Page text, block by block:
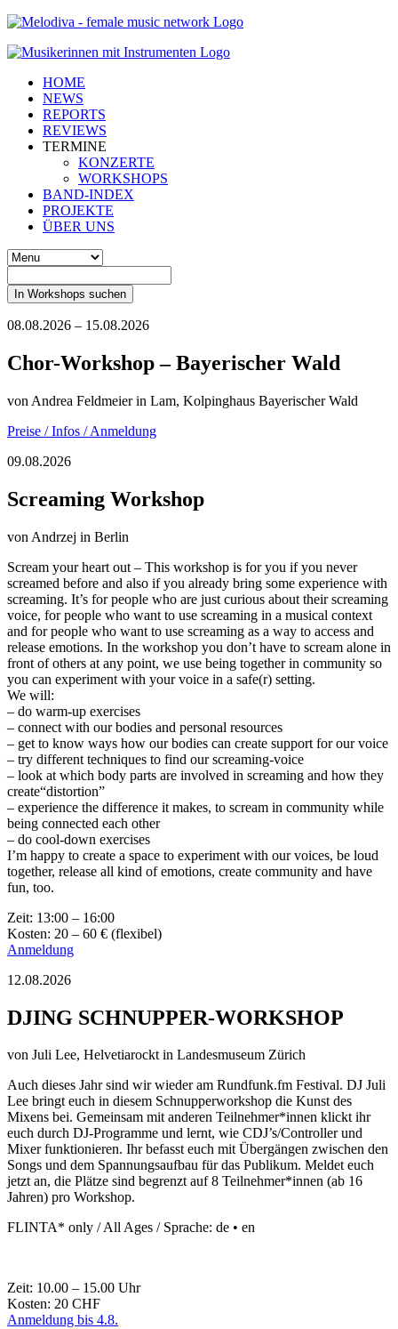
HOME
NEWS
REPORTS
REVIEWS
TERMINE
KONZERTE
WORKSHOPS
BAND-INDEX
PROJEKTE
ÜBER UNS
In Workshops suchen
08.08.2026 – 15.08.2026
Chor-Workshop – Bayerischer Wald
von Andrea Feldmeierin Lam, Kolpinghaus Bayerischer Wald
Preise / Infos / Anmeldung
09.08.2026
Screaming Workshop
von Andrzej in Berlin
Scream your heart out – This workshop is for you if you never
screamed before and also if you already bring some experience with
screaming. It’s for people who are just curious about their screaming
voice, for people who want to use screaming in a musical context
and for people who want to use screaming as a way to access and
release emotions. In the workshop you don’t have to scream alone in
front of others at any point, we use being together in community so
you can experiment with your voice in a safe(r) setting.
We will:
– do warm-up exercises
– connect with our bodies and personal resources
– get to know ways how our bodies can create support for our voice
– try different techniques to find our screaming-voice
– look at which body parts are involved in screaming and how they
create“distortion”
– experience the difference it makes, to scream in community while
being connected each other
– do cool-down exercises
I’m happy to create a space to experiment with our voices, be loud
together, release all kind of emotions, create community and have
fun, too.
Zeit: 13:00 – 16:00
Kosten: 20 – 60 € (flexibel)
Anmeldung
12.08.2026
DJING SCHNUPPER-WORKSHOP
von Juli Lee, Helvetiarocktin Landesmuseum Zürich
Auch dieses Jahr sind wir wieder am Rundfunk.fm Festival. DJ Juli
Lee bringt euch in diesem Schnupperworkshop die Kunst des
Mixens bei. Gemeinsam mit anderen Teilnehmer*innen klickt ihr
euch durch DJ-Programme und lernt, wie CDJ’s/Controller und
Mixer funktionieren. Ihr befasst euch mit Übergängen zwischen den
Songs und dem Spannungsaufbau für das Publikum. Meldet euch
jetzt an, die Plätze sind begrenzt auf 8 Teilnehmer*innen (ab 16
Jahren) pro Workshop.
FLINTA* only / All Ages / Sprache: de • en
Zeit: 10.00 – 15.00 Uhr
Kosten: 20 CHF
Anmeldung bis 4.8.